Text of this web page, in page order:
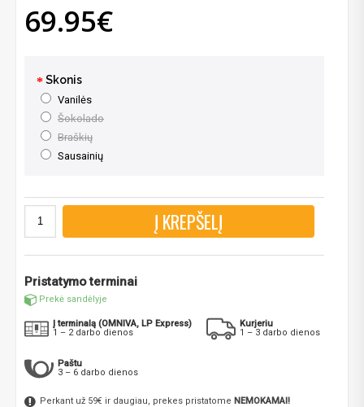
69.95€
Skonis
Vanilės
Šokolado
Braškių
Sausainių
Į KREPŠELĮ
Pristatymo terminai
Prekė sandėlyje
Į terminalą (OMNIVA, LP Express)
1 – 2 darbo dienos
Kurjeriu
1 – 3 darbo dienos
Paštu
3 – 6 darbo dienos
Perkant už 59€ ir daugiau, prekes pristatome NEMOKAMAI!